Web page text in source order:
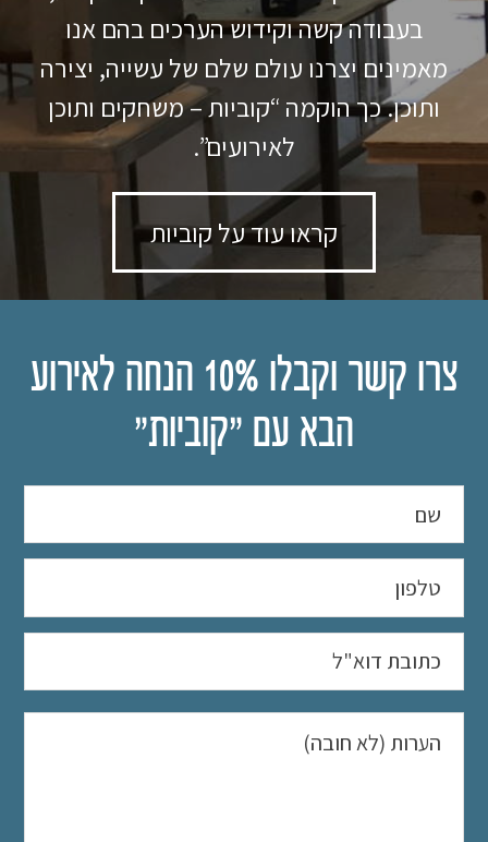
בעבודה קשה וקידוש הערכים בהם אנו
מאמינים יצרנו עולם שלם של עשייה, יצירה
ותוכן. כך הוקמה “קוביות – משחקים ותוכן
לאירועים”.
קראו עוד על קוביות
צרו קשר וקבלו 10% הנחה לאירוע
הבא עם "קוביות"